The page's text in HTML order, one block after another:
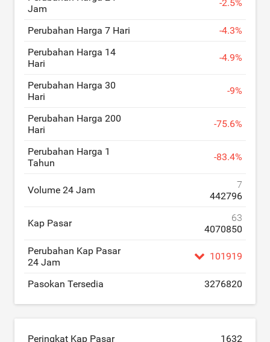
Jam
-2.5%
Perubahan Harga 7 Hari -4.3%
Perubahan Harga 14
Hari
-4.9%
Perubahan Harga 30
Hari
-9%
Perubahan Harga 200
Hari
-75.6%
Perubahan Harga 1
Tahun
-83.4%
Volume 24 Jam
7
442796
Kap Pasar
63
4070850
Perubahan Kap Pasar
24 Jam
101919
Pasokan Tersedia 3276820
Peringkat Kap Pasar 1632